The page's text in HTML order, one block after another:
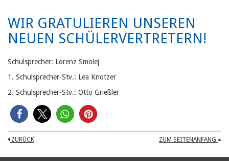
WIR GRATULIEREN UNSEREN
NEUEN SCHÜLERVERTRETERN!
Schulsprecher: Lorenz Smolej
1. Schulsprecher-Stv.: Lea Knotzer
2. Schulsprecher-Stv.: Otto Grießler
ZURÜCK ZUM SEITENANFANG